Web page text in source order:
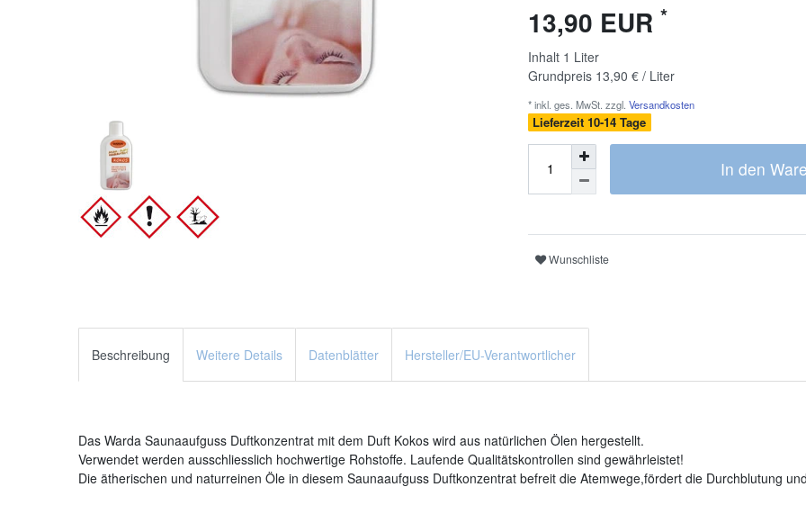
13,90 EUR *
Inhalt 1 Liter
Grundpreis 13,90 € / Liter
* inkl. ges. MwSt. zzgl. Versandkosten
Lieferzeit 10-14 Tage
In den
Wunschliste
Beschreibung Weitere Details Datenblätter Hersteller/EU-Verantwortlicher
Das Warda Saunaaufguss Duftkonzentrat mit dem Duft Kokos wird aus natürlichen Ölen hergestellt.
Verwendet werden ausschliesslich hochwertige Rohstoffe. Laufende Qualitätskontrollen sind gewährleistet!
Die ätherischen und naturreinen Öle in diesem Saunaaufguss Duftkonzentrat befreit die Atemwege,fördert die Durchblutung